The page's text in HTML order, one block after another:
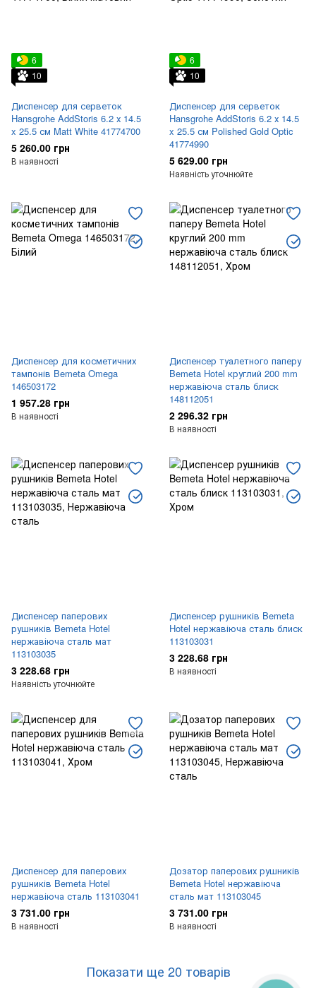
6
10
Диспенсер для серветок
Hansgrohe AddStoris 6.2 х 14.5
x 25.5 см Matt White 41774700
5 260.00 грн
В наявності
6
10
Диспенсер для серветок
Hansgrohe AddStoris 6.2 х 14.5
x 25.5 см Polished Gold Optic
41774990
5 629.00 грн
Наявність уточнюйте
Диспенсер для косметичних
тампонів Bemeta Omega
146503172
1 957.28 грн
В наявності
Диспенсер туалетного паперу
Bemeta Hotel круглий 200 mm
нержавіюча сталь блиск
148112051
2 296.32 грн
В наявності
Диспенсер паперових
рушників Bemeta Hotel
нержавіюча сталь мат
113103035
3 228.68 грн
Наявність уточнюйте
Диспенсер рушників Bemeta
Hotel нержавіюча сталь блиск
113103031
3 228.68 грн
В наявності
Диспенсер для паперових
рушників Bemeta Hotel
нержавіюча сталь 113103041
3 731.00 грн
В наявності
Дозатор паперових рушників
Bemeta Hotel нержавіюча
сталь мат 113103045
3 731.00 грн
В наявності
Показати ще 20 товарів